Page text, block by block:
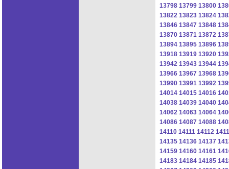
13798 13799 13800
13822 13823 13824
13846 13847 13848
13870 13871 13872
13894 13895 13896
13918 13919 13920
13942 13943 13944
13966 13967 13968
13990 13991 13992
14014 14015 14016
14038 14039 14040
14062 14063 14064
14086 14087 14088
14110 14111 14112
14135 14136 14137
14159 14160 14161
14183 14184 14185